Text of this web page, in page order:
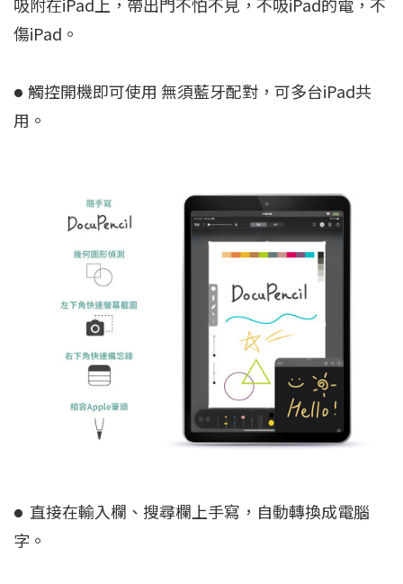
傷iPad。
● 觸控開機即可使用 無須藍牙配對，可多台iPad共
用。
● 直接在輸入欄、搜尋欄上手寫，自動轉換成電腦
字。